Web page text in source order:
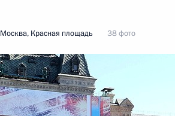
Москва, Красная площадь 38 фото